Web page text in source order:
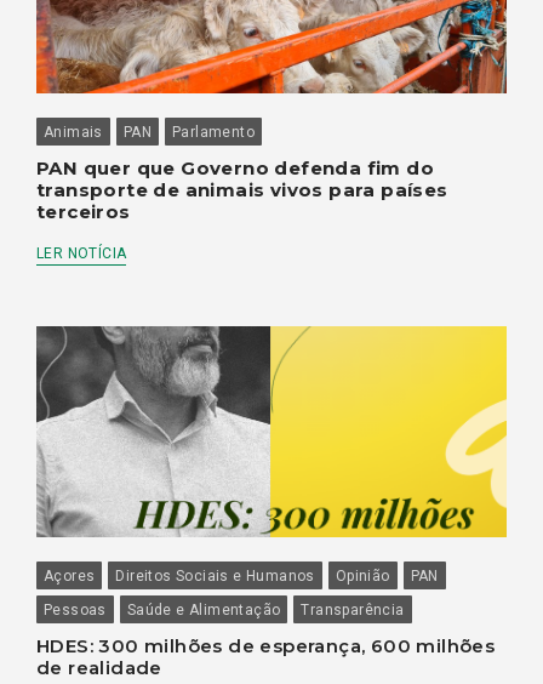
Animais PAN Parlamento
PAN quer que Governo defenda fim do
transporte de animais vivos para países
terceiros
LER NOTÍCIA
Açores Direitos Sociais e Humanos Opinião
PAN
Pessoas
Saúde e Alimentação Transparência
HDES: 300 milhões de esperança, 600 milhões
de realidade